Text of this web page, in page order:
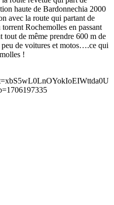
haute de Bardonnechia 2000
avec la route qui partant de
Rochemolles en passant
de même prendre 600 m de
de voitures et motos….ce qui
!